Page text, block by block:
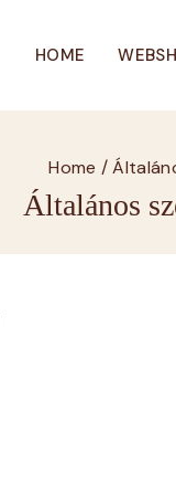
HOME
Home /
Általános